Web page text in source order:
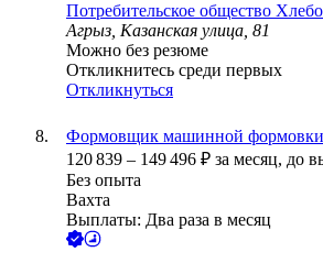
Потребительское общество
Агрыз, Казанская улица, 81
Можно без резюме
Откликнитесь среди первых
Откликнуться
Формовщик машинной формовки
120 839 – 149 496 ₽ за месяц, до
Без опыта
Вахта
Выплаты: Два раза в месяц